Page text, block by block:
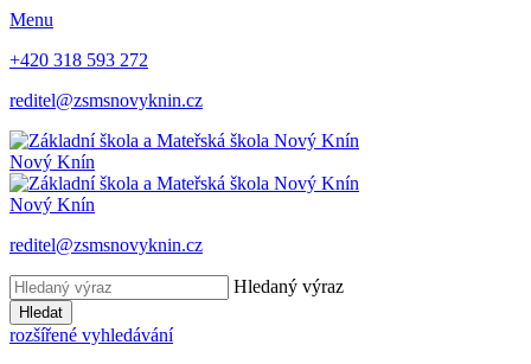
Menu
+420 318 593 272
reditel@zsmsnovyknin.cz
Nový Knín
Nový Knín
reditel@zsmsnovyknin.cz
Hledaný výraz
Hledat
rozšířené vyhledávání